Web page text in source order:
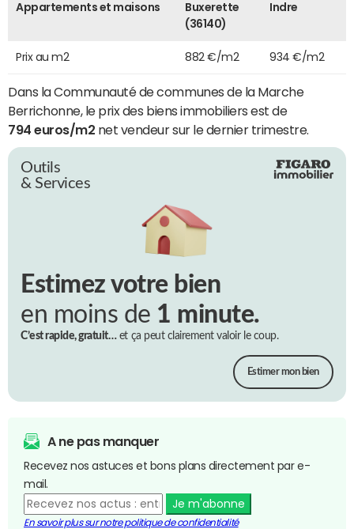
Appartements et maisons
Buxerette
(36140)
Indre
Prix au m2 882 €/m2 934 €/m2
Dans la Communauté de communes de la Marche
Berrichonne, le prix des biens immobiliers est de
794 euros/m2 net vendeur sur le dernier trimestre.
Outils
& Services
Estimez votre bien
en moins de 1 minute.
C’est rapide, gratuit…et ça peut clairement valoir le coup.
Estimer mon bien
A ne pas manquer
Recevez nos astuces et bons plans directement par e-
mail.
Je m'abonne
En savoir plus sur notre politique de confidentialité